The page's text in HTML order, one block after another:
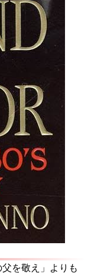
を敬え」よりも